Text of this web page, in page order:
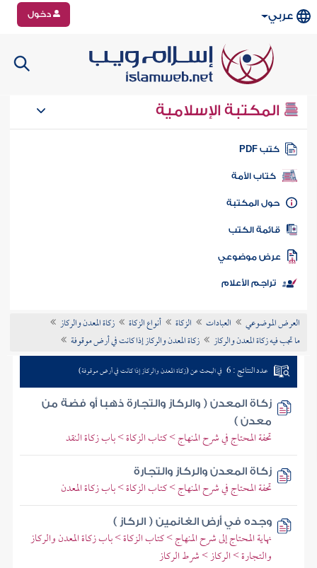
عربي دخول
المكتبة الإسلامية
كتب PDF
كتاب الأمة
المكتبة
الكتب
موضوعي
تراجم الأعلام
العرض الموضوعي العبادات الزكاة أنواع الزكاة
زكاة المعدن والركاز
ما تجب فيه زكاة المعدن والركاز
زكاة المعدن والركاز إذا كانت في أرض موقوفة
عدد النتائج : 6 في البحث عن (زكاة المعدن والركاز إذا كانت في أرض موقوفة)
زكاة المعدن ( والركاز والتجارة ذهبا أو فضة من
معدن )
تحفة المحتاج في شرح المنهاج > كتاب الزكاة > باب زكاة النقد
زكاة المعدن والركاز والتجارة
تحفة المحتاج في شرح المنهاج > كتاب الزكاة > باب زكاة المعدن
وجده في أرض الغانمين ( الركاز )
نهاية المحتاج إلى شرح المنهاج > كتاب الزكاة > باب زكاة المعدن والركاز
والتجارة > الركاز > شرط الركاز